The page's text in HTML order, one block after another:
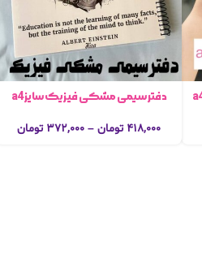
دفتر سیمی مشکی فیزیک سایزa4
۴۱۸,۰۰۰ تومان – ۳۷۲,۰۰۰ تومان